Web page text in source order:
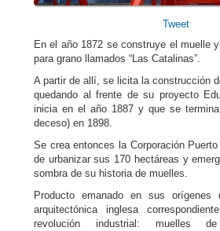
Tweet
En el año 1872 se construye el muelle
para grano llamados “Las Catalinas”.
A partir de allí, se licita la construcción
quedando al frente de su proyecto
inicia en el año 1887 y que se
deceso) en 1898.
Se crea entonces la Corporación
de urbanizar sus 170 hectáreas y
sombra de su historia de muelles.
Producto emanado en sus orígenes
arquitectónica inglesa
revolución industrial: muelles